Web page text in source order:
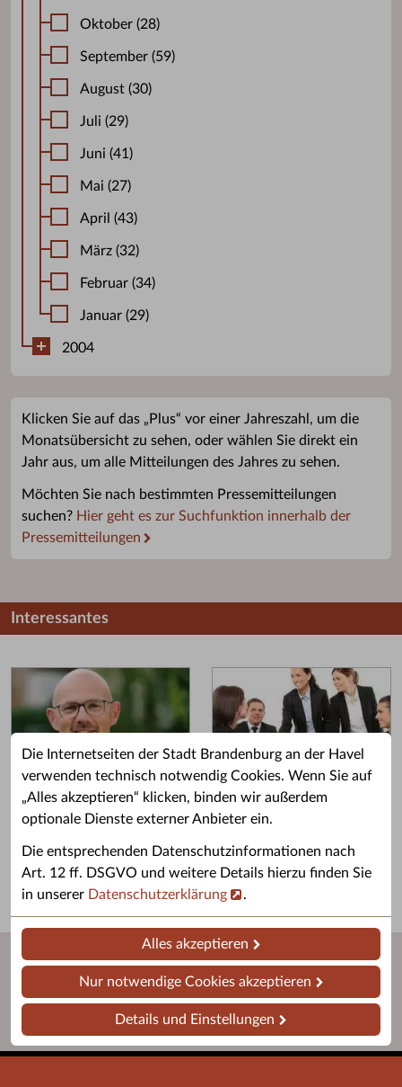
Die Internetseiten der Stadt Brandenburg an der Havel
verwenden technisch notwendig Cookies. Wenn Sie auf
„Alles akzeptieren“ klicken, binden wir außerdem
optionale Dienste externer Anbieter ein.
Die entsprechenden Datenschutzinformationen nach
Art. 12 ff. DSGVO und weitere Details hierzu finden Sie
in unserer Datenschutzerklärung .
Alles akzeptieren
Nur notwendige Cookies akzeptieren
Details und Einstellungen
Oktober (28)
September (59)
August (30)
Juli (29)
Juni (41)
Mai (27)
April (43)
März (32)
Februar (34)
Januar (29)
2004
Klicken Sie auf das „Plus“ vor einer Jahreszahl, um die
Monatsübersicht zu sehen, oder wählen Sie direkt ein
Jahr aus, um alle Mitteilungen des Jahres zu sehen.
Möchten Sie nach bestimmten Pressemitteilungen
suchen? Hier geht es zur Suchfunktion innerhalb der
Pressemitteilungen
Interessantes
Grußwort des OB